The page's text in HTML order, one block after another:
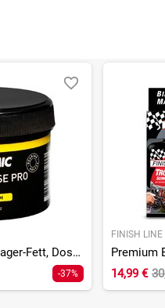
Galli Grease Pro Kugellager-Fett, Dose - 150g
-37%
FINISH LINE
14,99 €